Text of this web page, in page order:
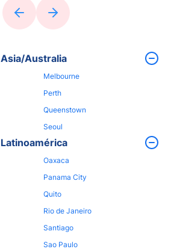
Asia/Australia
Melbourne
Perth
Queenstown
Seoul
Latinoamérica
Oaxaca
Panama City
Quito
Rio de Janeiro
Santiago
Sao Paulo